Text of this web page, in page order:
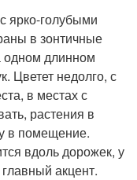
ярко-голубыми
в зонтичные
одном длинном
Цветет недолго, с
в местах с
растения в
в помещение.
вдоль дорожек, у
акцент.